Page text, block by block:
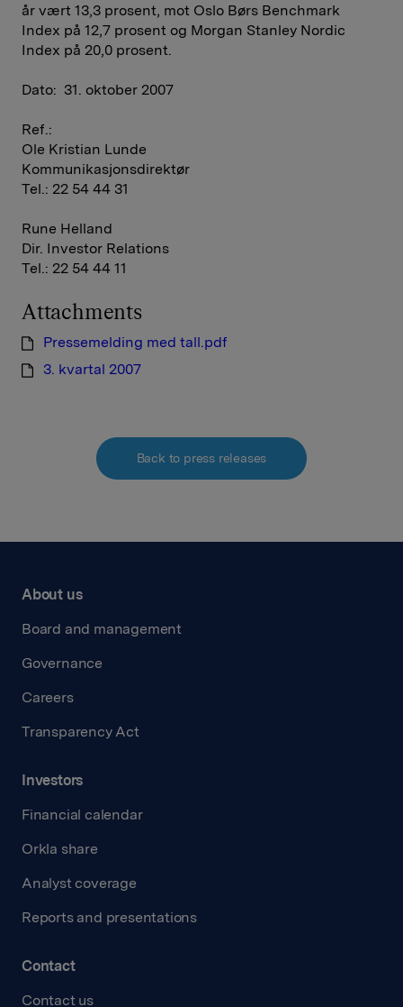
år vært 13,3 prosent, mot Oslo Børs Benchmark
Index på 12,7 prosent og Morgan Stanley Nordic
Index på 20,0 prosent.
Dato: 31. oktober 2007
Ref.:
Ole Kristian Lunde
Kommunikasjonsdirektør
Tel.: 22 54 44 31
Rune Helland
Dir. Investor Relations
Tel.: 22 54 44 11
Attachments
Pressemelding med tall.pdf
3. kvartal 2007
Back to press releases
About us
Board and management
Governance
Careers
Transparency Act
Investors
Financial calendar
Orkla share
Analyst coverage
Reports and presentations
Contact
Contact us